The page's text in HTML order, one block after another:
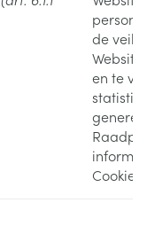
de
en te
Cookies.